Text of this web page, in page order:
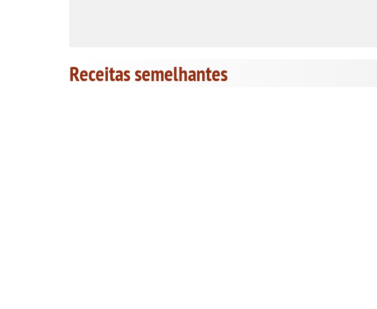
Receitas semelhantes